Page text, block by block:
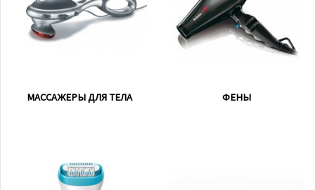
МАССАЖЕРЫ ДЛЯ ТЕЛА ФЕНЫ